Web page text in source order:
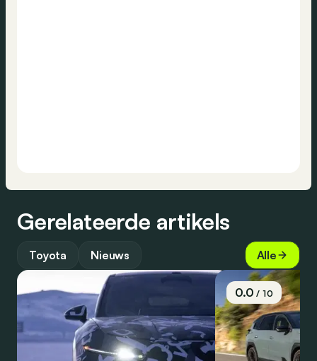
Gerelateerde artikels
Toyota Nieuws Alle
0.0/ 10